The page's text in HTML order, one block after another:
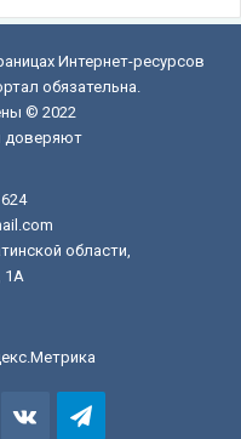
Интернет-ресурсов
обязательна.
© 2022
доверяют
области,
1А
vk.comTelegram